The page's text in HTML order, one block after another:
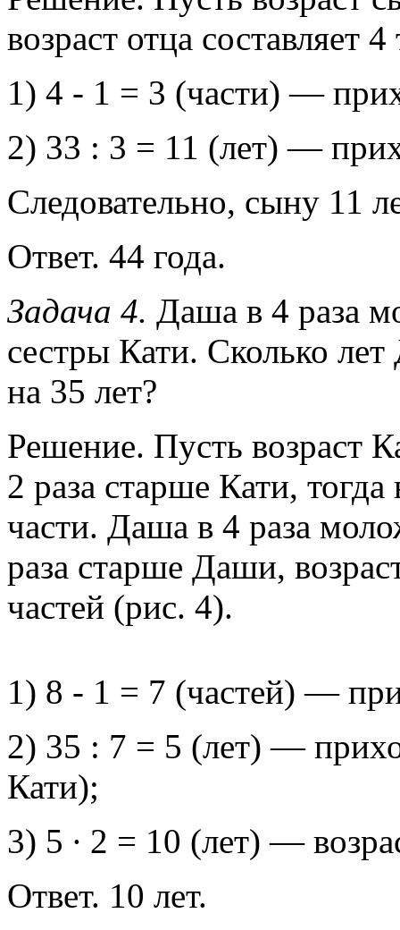
возраст отца составляет
1) 4 - 1 = 3 (части) —
2) 33 : 3 = 11 (лет) —
Следовательно, сыну 11
Ответ. 44 года.
Задача 4. Даша в 4 раза
сестры Кати. Сколько
на 35 лет?
Решение. Пусть возраст
2 раза старше Кати,
части. Даша в 4 раза
раза старше Даши,
частей (рис. 4).
1) 8 - 1 = 7 (частей) —
2) 35 : 7 = 5 (лет) —
Кати);
3) 5 ∙ 2 = 10 (лет) —
Ответ. 10 лет.